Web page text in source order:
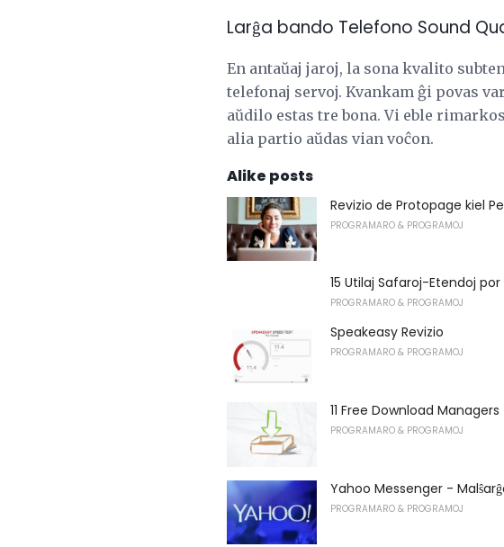
Larĝa bando Telefono Sound
En antaŭaj jaroj, la sona kvalito
telefonaj servoj. Kvankam ĝi povas
aŭdilo estas tre bona. Vi eble
alia partio aŭdas vian voĉon.
Alike posts
Revizio de Protopage kiel
PROGRAMARO & PROGRAMOJ
15 Utilaj Safaroj-Etendoj
PROGRAMARO & PROGRAMOJ
Speakeasy Revizio
PROGRAMARO & PROGRAMOJ
11 Free Download Managers
PROGRAMARO & PROGRAMOJ
Yahoo Messenger -
PROGRAMARO & PROGRAMOJ